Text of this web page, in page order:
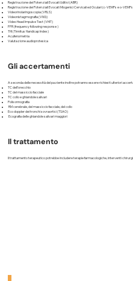
Registrazione dei Potenziali Evocati Uditivi (ABR)
Registrazione dei Potenziali Evocati Miogenici Cervicali ed Oculari (c-VEMPs e o-
Videorinolaringoscopia (VRLS)
Videonistagmografia (VNG)
Video Head Impulse Test (VHIT)
FFR (frequency following response )
THI (Tinnitus Handicap Index)
Acufenometria
Valutazione audioprotesica
Gli accertamenti
A seconda delle necessità del paziente inoltre potranno essere richiesti ulteriori
TC dell’orecchio
TC del massiccio facciale
TC collo e ghiandole salivari
Polisonnografia
RM cerebrale, del massiccio facciale, del collo
Eco doppler dei tronchi sovraortici (TSAO)
Ecografia delle ghiandole salivari maggiori
Il trattamento
Il trattamento terapeutico potrebbe includere terapie farmacologiche, interventi